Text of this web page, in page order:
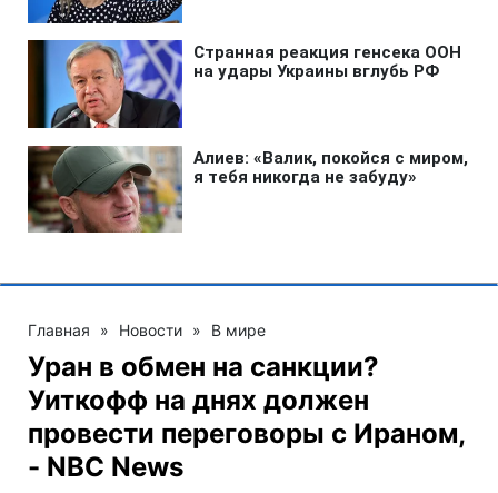
Главная » Новости » В мире
Уран в обмен на санкции?
Уиткофф на днях должен
провести переговоры с Ираном,
- NBC News